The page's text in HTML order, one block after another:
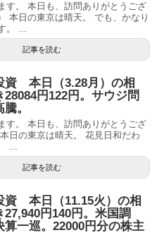
す。 本日も、訪問ありがとうござ
本日の東京は晴天。 でも、かなり
。 ...
記事を読む
資 本日（3.28月）の相
円122円。サウジ問
。
す。 本日も、訪問ありがとうござ
日の東京は晴天。 花見日和だわ
...
記事を読む
資 本日（11.15火）の相
円140円。米国調
算一巡。22000円分の株主